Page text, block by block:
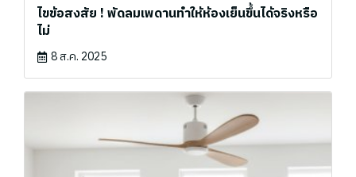
ไขข้อสงสัย ! พัดลมเพดานทำให้ห้องเย็นขึ้นได้จริงหรือ
ไม่
8 ส.ค. 2025